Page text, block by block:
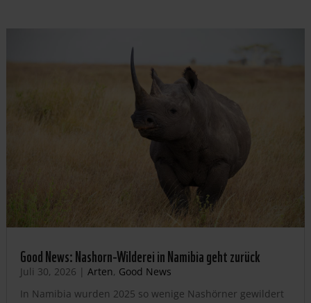
Good News: Nashorn-Wilderei in Namibia geht zurück
Juli 30, 2026 | Arten, Good News
In Namibia wurden 2025 so wenige Nashörner gewildert